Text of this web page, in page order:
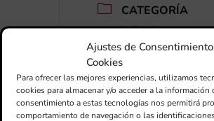
Ajustes de
Cookies
Para ofrecer las mejores experiencias, utilizamos
cookies para almacenar y/o acceder a la
consentimiento a estas tecnologías nos permitirá
comportamiento de navegación o las
CATEGORÍA
Conciertos